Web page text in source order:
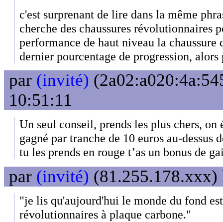
c'est surprenant de lire dans la même
cherche des chaussures révolutionnaires
performance de haut niveau la chaussure
dernier pourcentage de progression,
par (invité)
10:51:11
Un seul conseil, prends les plus chers,
gagné par tranche de 10 euros au-dessus
tu les prends en rouge t’as un bonus de
par (invité) (81.255.178.xxx)
"je lis qu'aujourd'hui le monde du fond
révolutionnaires à plaque carbone."